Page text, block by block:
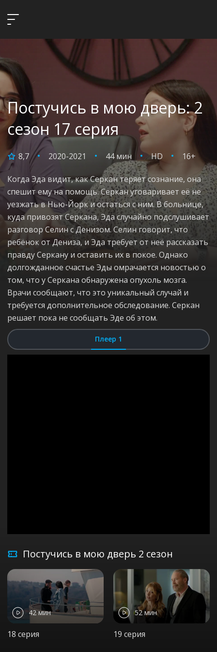
Постучись в мою дверь: 2
сезон 17 серия
8,7 2020-2021 44 мин HD 16+
Когда Эда видит, как Серкан теряет сознание, она
спешит ему на помощь. Серкан уговаривает её не
уезжать в Нью-Йорк и остаться с ним. В больнице,
куда привозят Серкана, Эда случайно подслушивает
разговор Селин с Денизом. Селин говорит, что
ребёнок от Дениза, и Эда требует от неё рассказать
правду Серкану и оставить их в покое. Однако
долгожданное счастье Эды омрачается новостью о
том, что у Серкана обнаружена опухоль мозга.
Врачи сообщают, что это уникальный случай и
требуется дополнительное обследование. Серкан
решает пока не сообщать Эде об этом.
Плеер 1
Постучись в мою дверь 2 сезон
42 мин
18 серия
52 мин
19 серия